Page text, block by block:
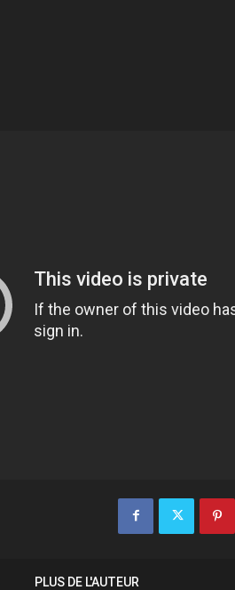
PLUS DE L'AUTEUR